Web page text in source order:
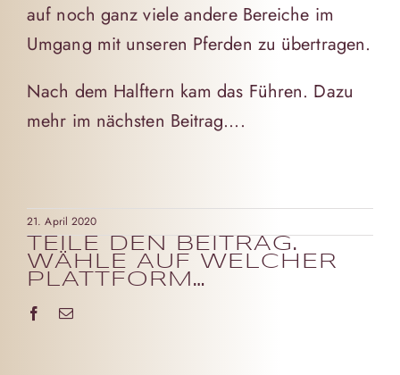
auf noch ganz viele andere Bereiche im
Umgang mit unseren Pferden zu übertragen.
Nach dem Halftern kam das Führen. Dazu
mehr im nächsten Beitrag….
21. April 2020
TEILE DEN BEITRAG.
WÄHLE AUF WELCHER
PLATTFORM…
Facebook
Email